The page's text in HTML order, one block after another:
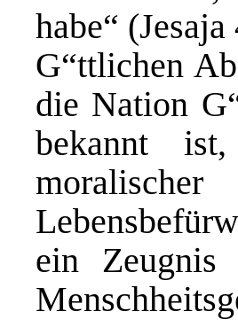
habe“
G“ttlichen
die Nation
bekannt
ein